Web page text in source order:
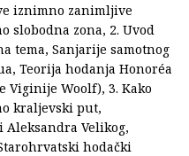
iznimno zanimljive
slobodna zona, 2. Uvod
tema, Sanjarije samotnog
Teorija hodanja Honoréa
Viginije Woolf), 3. Kako
kraljevski put,
Velikog,
hodački